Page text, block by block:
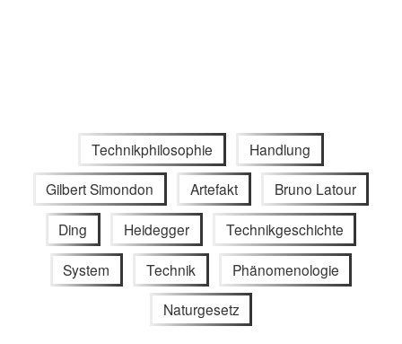
Technikphilosophie Handlung
Gilbert Simondon Artefakt Bruno Latour
Ding Heidegger Technikgeschichte
System Technik Phänomenologie
Naturgesetz